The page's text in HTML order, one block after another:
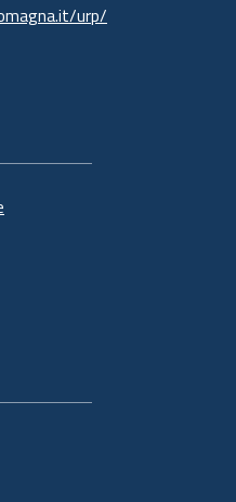
urp/